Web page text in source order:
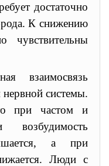
достаточно
К снижению
чувствительны
взаимосвязь
системы.
при частом и
возбудимость
а при
Люди с